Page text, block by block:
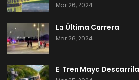
Mar 26, 2024
La Última Carrera
Mar 26, 2024
El Tren Maya Descarrila